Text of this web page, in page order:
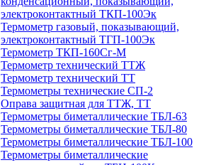
электроконтактный ТКП-100Эк
Термометр газовый, показывающий,
электроконтактный ТГП-100Эк
Термометр ТКП-160Сг-М
Термометр технический ТТЖ
Термометр технический ТТ
Термометры технические СП-2
Оправа защитная для ТТЖ, ТТ
Термометры биметаллические ТБЛ-63
Термометры биметаллические ТБЛ-80
Термометры биметаллические ТБЛ-100
Термометры биметаллические